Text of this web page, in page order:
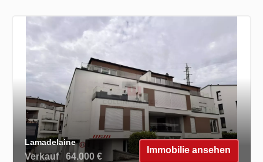
Lamadelaine
Verkauf 64.000 €
Immobilie ansehen